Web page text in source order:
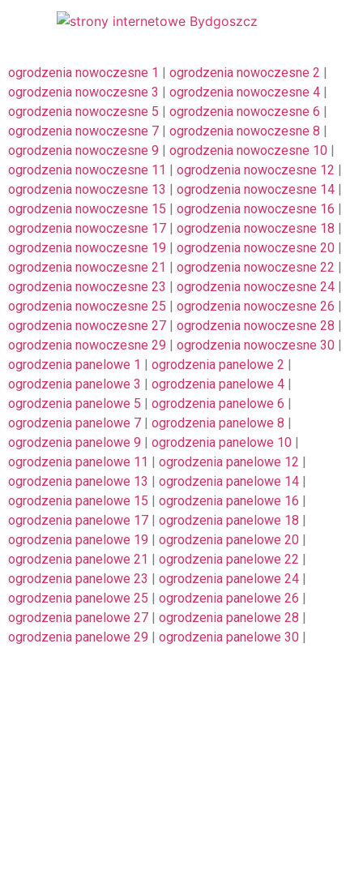
ogrodzenia nowoczesne 1 | ogrodzenia nowoczesne 2 |
ogrodzenia nowoczesne 3 | ogrodzenia nowoczesne 4 |
ogrodzenia nowoczesne 5 | ogrodzenia nowoczesne 6 |
ogrodzenia nowoczesne 7 | ogrodzenia nowoczesne 8 |
ogrodzenia nowoczesne 9 | ogrodzenia nowoczesne 10 |
ogrodzenia nowoczesne 11 | ogrodzenia nowoczesne 12 |
ogrodzenia nowoczesne 13 | ogrodzenia nowoczesne 14 |
ogrodzenia nowoczesne 15 | ogrodzenia nowoczesne 16 |
ogrodzenia nowoczesne 17 | ogrodzenia nowoczesne 18 |
ogrodzenia nowoczesne 19 | ogrodzenia nowoczesne 20 |
ogrodzenia nowoczesne 21 | ogrodzenia nowoczesne 22 |
ogrodzenia nowoczesne 23 | ogrodzenia nowoczesne 24 |
ogrodzenia nowoczesne 25 | ogrodzenia nowoczesne 26 |
ogrodzenia nowoczesne 27 | ogrodzenia nowoczesne 28 |
ogrodzenia nowoczesne 29 | ogrodzenia nowoczesne 30 |
ogrodzenia panelowe 1 | ogrodzenia panelowe 2 |
ogrodzenia panelowe 3 | ogrodzenia panelowe 4 |
ogrodzenia panelowe 5 | ogrodzenia panelowe 6 |
ogrodzenia panelowe 7 | ogrodzenia panelowe 8 |
ogrodzenia panelowe 9 | ogrodzenia panelowe 10 |
ogrodzenia panelowe 11 | ogrodzenia panelowe 12 |
ogrodzenia panelowe 13 | ogrodzenia panelowe 14 |
ogrodzenia panelowe 15 | ogrodzenia panelowe 16 |
ogrodzenia panelowe 17 | ogrodzenia panelowe 18 |
ogrodzenia panelowe 19 | ogrodzenia panelowe 20 |
ogrodzenia panelowe 21 | ogrodzenia panelowe 22 |
ogrodzenia panelowe 23 | ogrodzenia panelowe 24 |
ogrodzenia panelowe 25 | ogrodzenia panelowe 26 |
ogrodzenia panelowe 27 | ogrodzenia panelowe 28 |
ogrodzenia panelowe 29 | ogrodzenia panelowe 30 |